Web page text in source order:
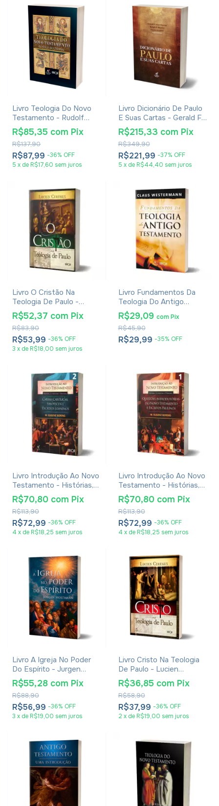
Livro Teologia Do Novo
Testamento - Rudolf
Bultmann
R$87,99 -36% OFF
R$137,90
R$85,35 com Pix
5 x de R$17,60 sem juros
Livro Dicionário De Paulo
E Suas Cartas - Gerald F.
Hawthorne, Ralph P.
Martin E Daniel G. Reid
R$221,99 -37% OFF
R$349,90
R$215,33 com Pix
5 x de R$44,40 sem juros
Livro O Cristão Na
Teologia De Paulo -
Lucien Cerfaux
R$53,99 -36% OFF
R$83,90
R$52,37 com Pix
3 x de R$18,00 sem juros
Livro Fundamentos Da
Teologia Do Antigo
Testamento - Claus
Westermann
R$29,99 -35% OFF
R$45,90
R$29,09 com Pix
Livro Introdução Ao Novo
Testamento - Histórias,
Literatura E Teologia - M.
Eugene Boring - Vol. 2
R$72,99 -36% OFF
R$113,90
R$70,80 com Pix
4 x de R$18,25 sem juros
Livro Introdução Ao Novo
Testamento - Histórias,
Literatura E Teologia - M.
Eugene Boring - Vol. 1
R$72,99 -36% OFF
R$113,90
R$70,80 com Pix
4 x de R$18,25 sem juros
Livro A Igreja No Poder
Do Espírito - Jurgen
Moltmann
R$56,99 -36% OFF
R$88,90
R$55,28 com Pix
3 x de R$19,00 sem juros
Livro Cristo Na Teologia
De Paulo - Lucien
Cerfaux
R$37,99 -36% OFF
R$58,90
R$36,85 com Pix
2 x de R$19,00 sem juros